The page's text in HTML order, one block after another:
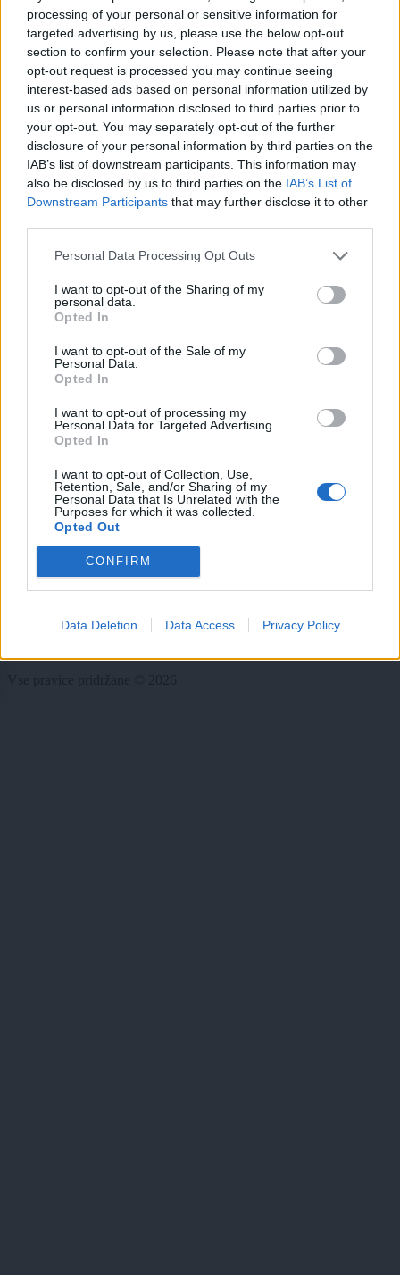
processing of your personal or sensitive information for
targeted advertising by us, please use the below opt-out
section to confirm your selection. Please note that after your
opt-out request is processed you may continue seeing
interest-based ads based on personal information utilized by
us or personal information disclosed to third parties prior to
your opt-out. You may separately opt-out of the further
disclosure of your personal information by third parties on the
IAB’s list of downstream participants. This information may
also be disclosed by us to third parties on the IAB’s List of
Downstream Participants that may further disclose it to other
Personal Data Processing Opt Outs
I want to opt-out of the Sharing of my
personal data.
Opted In
I want to opt-out of the Sale of my
Personal Data.
Opted In
I want to opt-out of processing my
Personal Data for Targeted Advertising.
Opted In
I want to opt-out of Collection, Use,
Retention, Sale, and/or Sharing of my
Personal Data that Is Unrelated with the
Purposes for which it was collected.
Opted Out
CONFIRM
Data Deletion Data Access Privacy Policy
Pošlji
Moji Mediji d.o.o.
sobotainfo.com• mariborinfo.com• ptujinfo.com• pomurec.com
dolenjskainfo.com•ljubljanainfo.com•gorenjskainfo.com•
tvidea.si
Vse pravice pridržane © 2026
Tematike
Slovenija
Svet
Politika
Kronika
Zdravje
Šport
Scena
Zadnje novice
Dogodki
Igre
Forum
Mali oglasi
Kdo smo
Oglaševanje
Prijavi se na cajtng